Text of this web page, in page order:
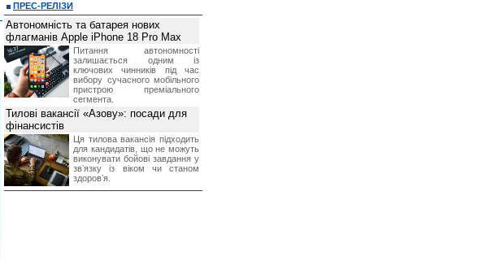
ПРЕС-РЕЛІЗИ
Автономність та батарея нових
флагманів Apple iPhone 18 Pro Max
Питання автономності
залишається одним із
ключових чинників під час
вибору сучасного мобільного
пристрою преміального
сегмента.
Тилові вакансії «Азову»: посади для
фінансистів
Ця тилова вакансія підходить
для кандидатів, що не можуть
виконувати бойові завдання у
звʼязку із віком чи станом
здоровʼя.